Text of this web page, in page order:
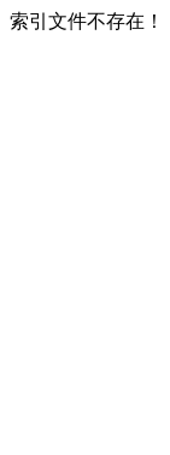
索引文件不存在！